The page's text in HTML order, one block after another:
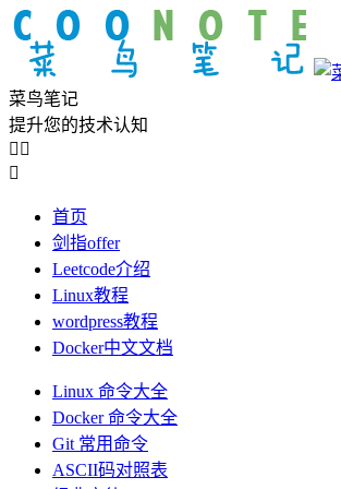
菜鸟笔记
提升您的技术认知
 

首页
剑指offer
Leetcode介绍
Linux教程
wordpress教程
Docker中文文档
Linux 命令大全
Docker 命令大全
Git 常用命令
ASCII码对照表